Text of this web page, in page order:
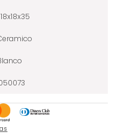
18x18x35